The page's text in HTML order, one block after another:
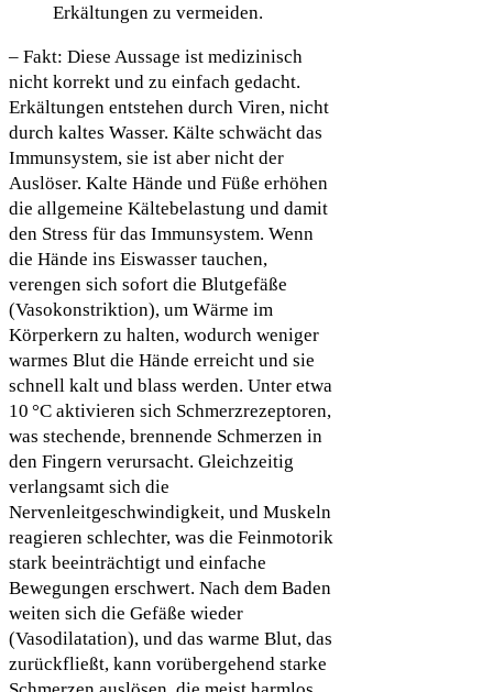
Erkältungen zu vermeiden.
– Fakt: Diese Aussage ist medizinisch
nicht korrekt und zu einfach gedacht.
Erkältungen entstehen durch Viren, nicht
durch kaltes Wasser. Kälte schwächt das
Immunsystem, sie ist aber nicht der
Auslöser. Kalte Hände und Füße erhöhen
die allgemeine Kältebelastung und damit
den Stress für das Immunsystem. Wenn
die Hände ins Eiswasser tauchen,
verengen sich sofort die Blutgefäße
(Vasokonstriktion), um Wärme im
Körperkern zu halten, wodurch weniger
warmes Blut die Hände erreicht und sie
schnell kalt und blass werden. Unter etwa
10 °C aktivieren sich Schmerzrezeptoren,
was stechende, brennende Schmerzen in
den Fingern verursacht. Gleichzeitig
verlangsamt sich die
Nervenleitgeschwindigkeit, und Muskeln
reagieren schlechter, was die Feinmotorik
stark beeinträchtigt und einfache
Bewegungen erschwert. Nach dem Baden
weiten sich die Gefäße wieder
(Vasodilatation), und das warme Blut, das
zurückfließt, kann vorübergehend starke